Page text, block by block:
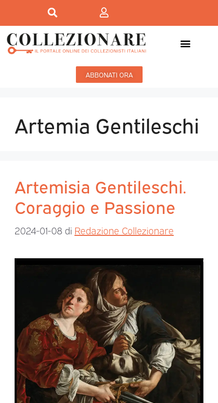
ABBONATI ORA
Artemia Gentileschi
Artemisia Gentileschi.
Coraggio e Passione
2024-01-08 di Redazione Collezionare